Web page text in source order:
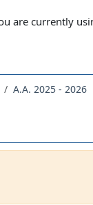
are currently
A.A. 2025 - 2026